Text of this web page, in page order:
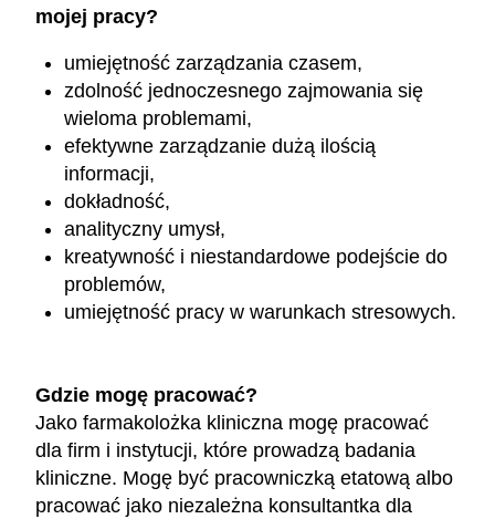
mojej pracy?
umiejętność zarządzania czasem,
zdolność jednoczesnego zajmowania się
wieloma problemami,
efektywne zarządzanie dużą ilością
informacji,
dokładność,
analityczny umysł,
kreatywność i niestandardowe podejście do
problemów,
umiejętność pracy w warunkach stresowych.
Gdzie mogę pracować?
Jako farmakolożka kliniczna mogę pracować
dla firm i instytucji, które prowadzą badania
kliniczne. Mogę być pracowniczką etatową albo
pracować jako niezależna konsultantka dla